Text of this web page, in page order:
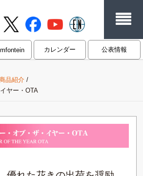
カレンダー 公表情報
品紹介 /
ヤー・OTA